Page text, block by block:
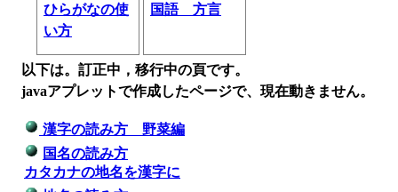
ひらがなの使
い方
国語 方言
以下は。訂正中，移行中の頁です。
javaアプレットで作成したページで、現在動きません。
漢字の読み方 野菜編
国名の読み方
カタカナの地名を漢字に